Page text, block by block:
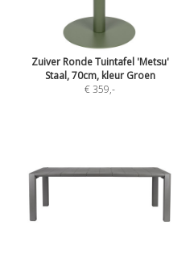
Zuiver Ronde Tuintafel 'Metsu'
Staal, 70cm, kleur Groen
€ 359,-